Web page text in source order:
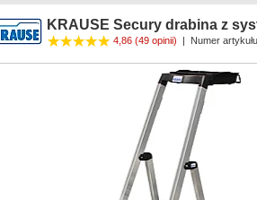
KRAUSE Secury drabina z
4,86 (49 opinii) | Numer